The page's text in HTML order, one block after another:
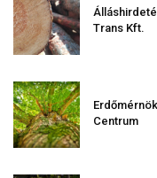
Trans Kft.
Centrum